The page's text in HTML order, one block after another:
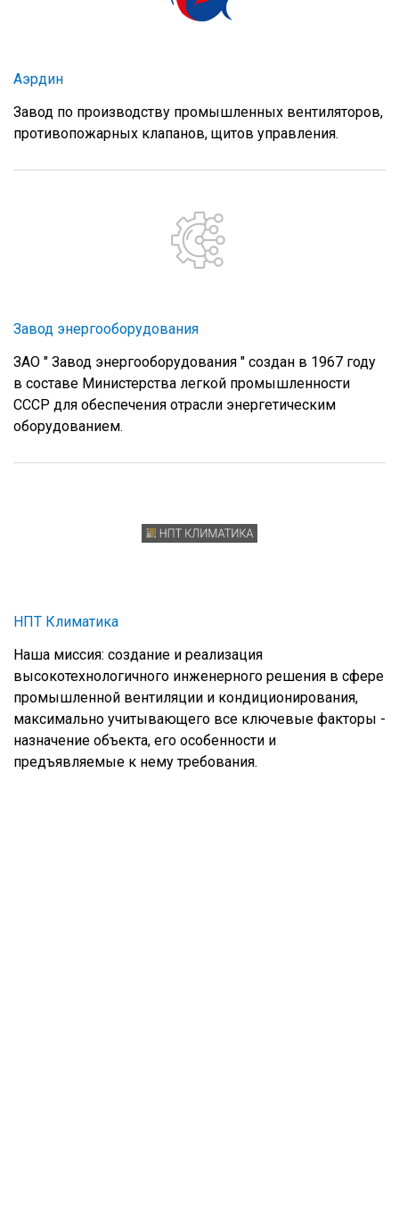
Аэрдин
Завод по производству промышленных вентиляторов,
противопожарных клапанов, щитов управления.
Завод энергооборудования
ЗАО " Завод энергооборудования " создан в 1967 году
в составе Министерства легкой промышленности
СССР для обеспечения отрасли энергетическим
оборудованием.
НПТ Климатика
Наша миссия: создание и реализация
высокотехнологичного инженерного решения в сфере
промышленной вентиляции и кондиционирования,
максимально учитывающего все ключевые факторы -
назначение объекта, его особенности и
предъявляемые к нему требования.